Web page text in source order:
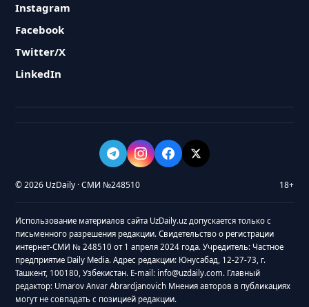
Instagram
Facebook
Twitter/X
LinkedIn
© 2026 UzDaily · СМИ №248510 18+
Использование материалов сайта UzDaily.uz допускается только с
письменного разрешения редакции. Свидетельство о регистрации
интернет-СМИ № 248510 от 1 апреля 2024 года. Учредитель: Частное
предприятие Daily Media. Адрес редакции: Юнусабад, 12-27-73, г.
Ташкент, 100180, Узбекистан. E-mail: info@uzdaily.com. Главный
редактор: Umarov Anvar Abrardjanovich Мнения авторов в публикациях
могут не совпадать с позицией редакции.